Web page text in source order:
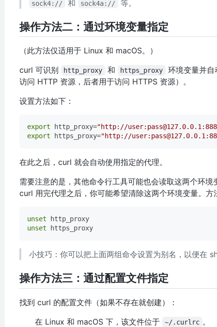
sock4:// 和 sock4a:// 等。
操作方法二：通过环境变量指定
（此方法仅适用于 Linux 和 macOS。）
curl 可识别
http_proxy 和 https_proxy
环境变量并
访问 HTTP 资源，后者用于访问 HTTPS 资源）。
设置方法如下：
export http_proxy="http://
export https_proxy="http://
在此之后，curl 就会自动使用指定的代理。
需要注意的是，其他命令行工具可能也会读取这两个环
curl 用完代理之后，你可能希望清除这两个环境变量。方
unset
unset
小技巧：你可以把上面两组命令设置为别名，以便在
操作方法三：通过配置文件指定
找到 curl 的配置文件（如果不存在就创建）：
在 Linux 和 macOS 下，该文件位于
~/.curlrc 。